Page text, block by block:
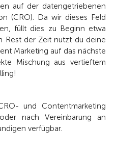
auf der datengetriebenen
(CRO). Da wir dieses Feld
füllt dies zu Beginn etwa
Rest der Zeit nutzt du deine
Marketing auf das nächste
Mischung aus vertieftem
und Contentmarketing
nach Vereinbarung an
verfügbar.